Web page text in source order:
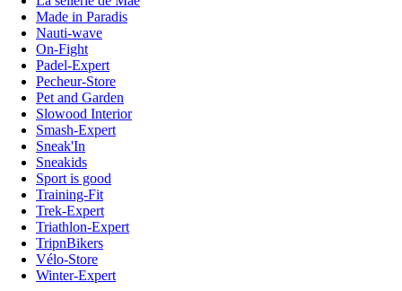
Made in Paradis
Nauti-wave
On-Fight
Padel-Expert
Pecheur-Store
Pet and Garden
Slowood Interior
Smash-Expert
Sneak'In
Sneakids
Sport is good
Training-Fit
Trek-Expert
Triathlon-Expert
TripnBikers
Vélo-Store
Winter-Expert